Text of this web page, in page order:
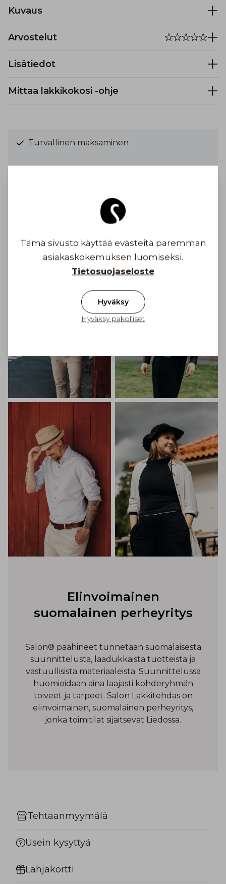
Kuvaus
Arvostelut
Lisätiedot
Mittaa lakkikokosi -ohje
Turvallinen maksaminen
Toimituskulu alkaen 6,90 €
Inspiroidu
Elinvoimainen
suomalainen perheyritys
Salon® päähineet tunnetaan suomalaisesta
suunnittelusta, laadukkaista tuotteista ja
vastuullisista materiaaleista. Suunnittelussa
huomioidaan aina laajasti kohderyhmän
toiveet ja tarpeet. Salon Lakkitehdas on
elinvoimainen, suomalainen perheyritys,
jonka toimitilat sijaitsevat Liedossa.
Tehtaanmyymälä
Usein kysyttyä
Lahjakortti
Tämä sivusto käyttää evästeitä paremman
asiakaskokemuksen luomiseksi.
Tietosuojaseloste
Hyväksy
Hyväksy pakolliset